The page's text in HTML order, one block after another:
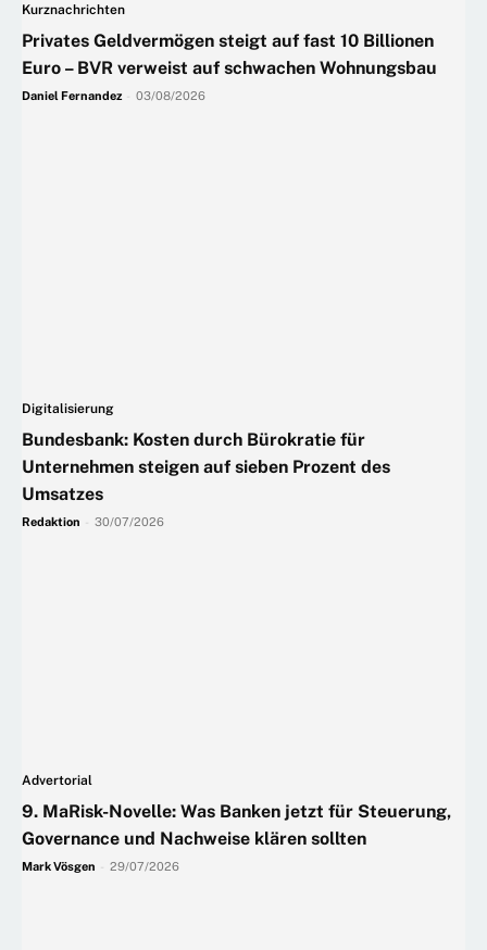
Kurznachrichten
Privates Geldvermögen steigt auf fast 10 Billionen
Euro – BVR verweist auf schwachen Wohnungsbau
Daniel Fernandez 03/08/2026
Digitalisierung
Bundesbank: Kosten durch Bürokratie für
Unternehmen steigen auf sieben Prozent des
Umsatzes
Redaktion 30/07/2026
Advertorial
9. MaRisk-Novelle: Was Banken jetzt für Steuerung,
Governance und Nachweise klären sollten
Mark Vösgen 29/07/2026